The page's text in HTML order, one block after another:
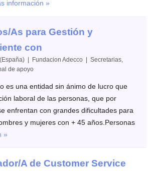
información »
As para Gestión y
con
| Fundacion Adecco | Secretarias,
de apoyo
es una entidad sin ánimo de lucro que
laboral de las personas, que por
enfrentan con grandes dificultades para
y mujeres con + 45 años.Personas
»
A de Customer Service